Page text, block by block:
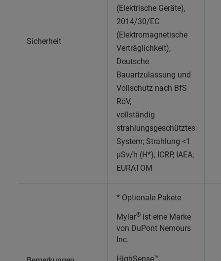
Sicherheit
(Elektrische Geräte),
2014/30/EC
(Elektromagnetische
Verträglichkeit),
Deutsche
Bauartzulassung und
Vollschutz nach BfS
RöV,
vollständig
strahlungsgeschütztes
System; Strahlung <1
μSv/h (H*), ICRP, IAEA,
EURATOM
* Optionale Pakete
Mylar® ist eine Marke
von DuPont Nemours
Inc.
HighSense™,